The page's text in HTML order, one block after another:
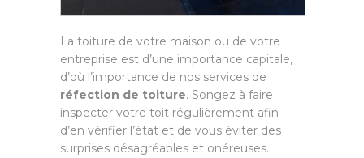
La toiture de votre maison ou de votre
entreprise est d’une importance capitale,
d’où l’importance de nos services de
réfection de toiture. Songez à faire
inspecter votre toit régulièrement afin
d’en vérifier l’état et de vous éviter des
surprises désagréables et onéreuses.